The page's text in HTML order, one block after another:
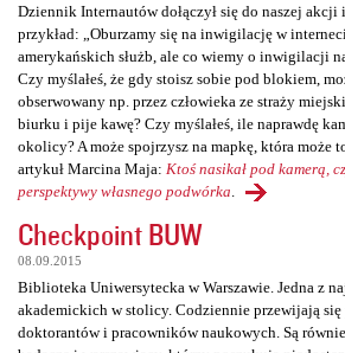
Dziennik Internautów dołączył się do naszej akcji
przykład: „Oburzamy się na inwigilację w
amerykańskich służb, ale co wiemy o inwigilacji
Czy myślałeś, że gdy stoisz sobie pod blokiem,
obserwowany np. przez człowieka ze straży
biurku i pije kawę? Czy myślałeś, ile naprawdę
okolicy? A może spojrzysz na mapkę, która może
artykuł Marcina Maja: Ktoś nasikał pod kamerą,
perspektywy własnego podwórka
Checkpoint BUW
08.09.2015
Biblioteka Uniwersytecka w Warszawie. Jedna z
akademickich w stolicy. Codziennie przewijają się
doktorantów i pracowników naukowych. Są